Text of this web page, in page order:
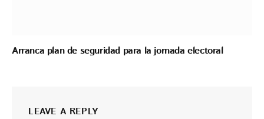
Arranca plan de seguridad para la jornada electoral
LEAVE A REPLY